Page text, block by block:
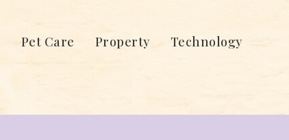
Pet Care Property Technology